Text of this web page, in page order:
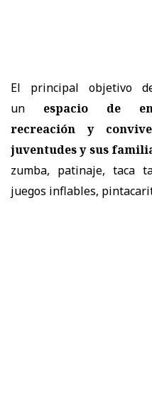
El principal objetivo
un
espacio de
recreación y
juventudes y sus
zumba, patinaje, taca
juegos inflables,